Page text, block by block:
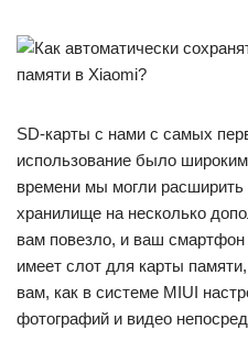
SD-карты с нами с самых
использование было
времени мы могли
хранилище на несколько
вам повезло, и ваш
имеет слот для карты
вам, как в системе MIUI
фотографий и видео